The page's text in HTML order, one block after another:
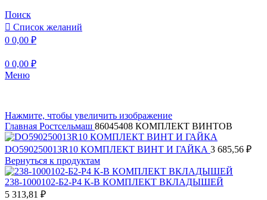
Поиск
Список желаний
0 0,00 ₽
0 0,00 ₽
Меню
Нажмите, чтобы увеличить изображение
Главная Ростсельмаш 86045408 КОМПЛЕКТ ВИНТОВ
DO590250013R10 КОМПЛЕКТ ВИНТ И ГАЙКА 3 685,56 ₽
Вернуться к продуктам
238-1000102-Б2-Р4 К-В КОМПЛЕКТ ВКЛАДЫШЕЙ
5 313,81 ₽